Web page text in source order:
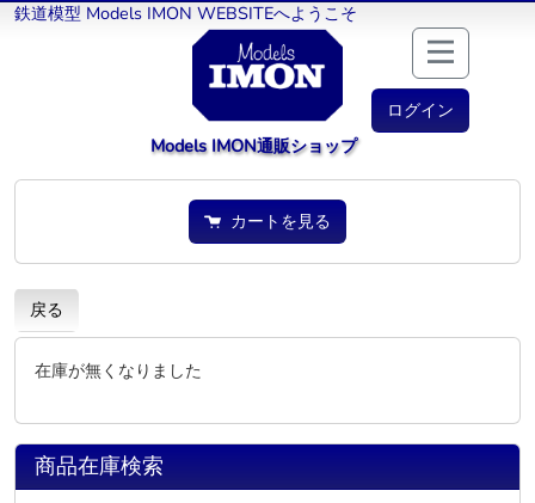
鉄道模型 Models IMON WEBSITEへようこそ
ログイン
Models IMON通販ショップ
カートを見る
戻る
在庫が無くなりました
商品在庫検索